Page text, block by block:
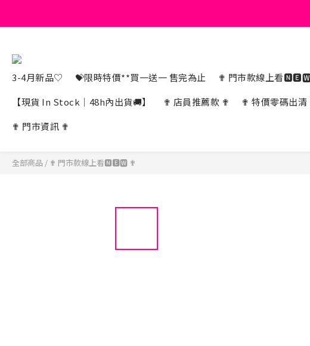
3-4月新品♡ 💝限時特價**買一送一 售完為止 ✟ 門市款線上看
【現貨 In Stock｜48h內出貨🚚】
✟ 店員推薦款 ✟ ✟ 特價零碼出
✟ 門市資訊 ✟
全部商品 / ✟ 門市款線上看🅽🅴🆆 ✟